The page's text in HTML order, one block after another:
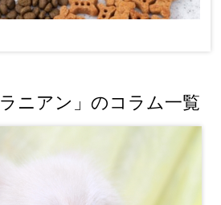
ニアン」のコラム一覧